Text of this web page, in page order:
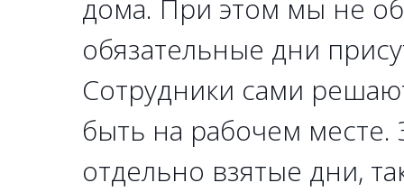
дома. При этом мы не
обязательные дни
Сотрудники сами
быть на рабочем месте.
отдельно взятые дни,